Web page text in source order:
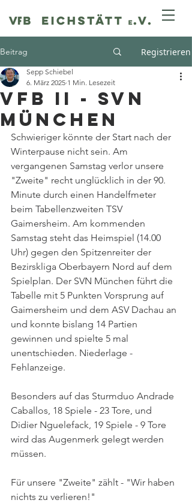
Beitrag Registrieren
VfB II - SVN
München
Sepp Schiebel
6. März 2025 1 Min. Lesezeit
Schwieriger könnte der Start nach der
Winterpause nicht sein. Am
vergangenen Samstag verlor unsere
"Zweite" recht unglücklich in der 90.
Minute durch einen Handelfmeter
beim Tabellenzweiten TSV
Gaimersheim. Am kommenden
Samstag steht das Heimspiel (14.00
Uhr) gegen den Spitzenreiter der
Bezirskliga Oberbayern Nord auf dem
Spielplan. Der SVN München führt die
Tabelle mit 5 Punkten Vorsprung auf
Gaimersheim und dem ASV Dachau an
und konnte bislang 14 Partien
gewinnen und spielte 5 mal
unentschieden. Niederlage -
Fehlanzeige.
Besonders auf das Sturmduo Andrade
Caballos, 18 Spiele - 23 Tore, und
Didier Nguelefack, 19 Spiele - 9 Tore
wird das Augenmerk gelegt werden
müssen.
Für unsere "Zweite" zählt - "Wir haben
nichts zu verlieren!"